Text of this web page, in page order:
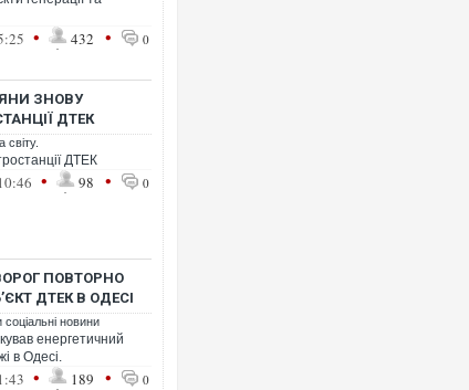
• 432 • 0
ЗНОВУ
ДТЕК
світу.
ДТЕК
• 98 • 0
ПОВТОРНО
ДТЕК В ОДЕСІ
новини
енергетичний
в Одесі.
• 189 • 0